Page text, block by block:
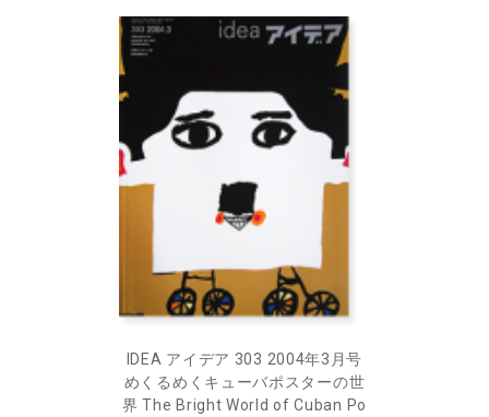
IDEA アイデア 303 2004年3月号
めくるめくキューバポスターの世
界 The Bright World of Cuban Po